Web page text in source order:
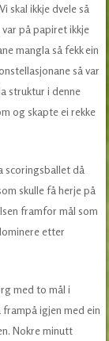
skal ikkje dvele så
på papiret ikkje
mangla så fekk ein
så var
struktur i denne
og skapte ei rekke
scoringsballet då
skulle få herje på
framfor mål som
etter
med to mål i
frampå igjen med ein
Nokre minutt